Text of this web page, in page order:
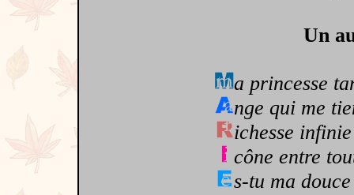
Un
a princesse
nge qui me
ichesse
cône entre
s-tu ma